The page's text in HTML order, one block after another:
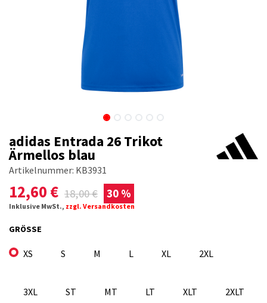
adidas Entrada 26 Trikot
Ärmellos blau
Artikelnummer: KB3931
12,60 € 18,00€ 30 %
Inklusive MwSt., zzgl. Versandkosten
GRÖSSE
XS S M L XL 2XL
3XL ST MT LT XLT 2XLT